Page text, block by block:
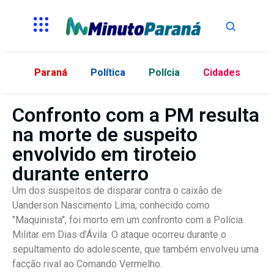
Paraná Política Polícia Cidades
Confronto com a PM resulta
na morte de suspeito
envolvido em tiroteio
durante enterro
Um dos suspeitos de disparar contra o caixão de
Uanderson Nascimento Lima, conhecido como
"Maquinista", foi morto em um confronto com a Polícia
Militar em Dias d’Ávila. O ataque ocorreu durante o
sepultamento do adolescente, que também envolveu uma
facção rival ao Comando Vermelho.